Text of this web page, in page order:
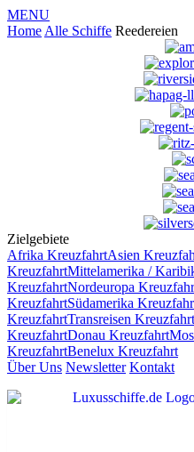
MENU
Home Alle Schiffe Reedereien
Zielgebiete
Afrika KreuzfahrtAsien
KreuzfahrtMittelamerika /
KreuzfahrtNordeuropa
KreuzfahrtSüdamerika
KreuzfahrtTransreisen Kreuzfahrt
KreuzfahrtDonau Kreuzfahrt
KreuzfahrtBenelux Kreuzfahrt
Über Uns Newsletter Kontakt